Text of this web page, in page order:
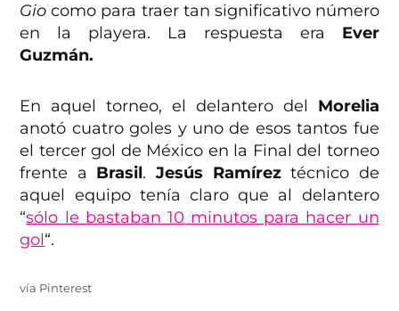
Gio como para traer tan significativo número
en la playera. La respuesta era Ever
Guzmán.
En aquel torneo, el delantero del Morelia
anotó cuatro goles y uno de esos tantos fue
el tercer gol de México en la Final del torneo
frente a Brasil. Jesús Ramíreztécnico de
aquel equipo tenía claro que al delantero
“sólo le bastaban 10 minutos para hacer un
gol“.
vía Pinterest